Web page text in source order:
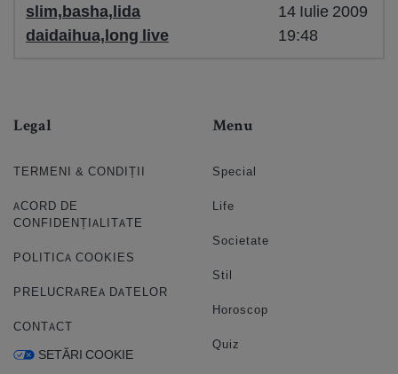
slim,basha,lida
daidaihua,long live
14 Iulie 2009
19:48
Legal
TERMENI & CONDIȚII
ACORD DE
CONFIDENȚIALITATE
POLITICA COOKIES
PRELUCRAREA DATELOR
CONTACT
SETĂRI COOKIE
Menu
Special
Life
Societate
Stil
Horoscop
Quiz